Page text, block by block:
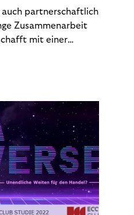
auch partnerschaftlich
Zusammenarbeit
mit einer
für Händler.